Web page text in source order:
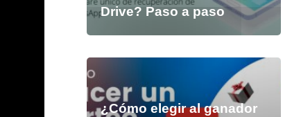
Drive? Paso a paso
¿Cómo elegir al ganador